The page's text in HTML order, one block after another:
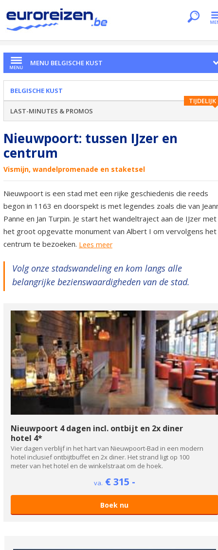
MENU BELGISCHE KUST
BELGISCHE KUST
TIJDELIJK
LAST-MINUTES & PROMOS
Nieuwpoort: tussen IJzer en
centrum
Vismijn, wandelpromenade en staketsel
Nieuwpoort is een stad met een rijke geschiedenis die reeds
begon in 1163 en doorspekt is met legendes zoals die van
Panne en Jan Turpin. Je start het wandeltraject aan de IJzer met
het groot opgevatte monument van Albert I om vervolgens het
centrum te bezoeken. Lees meer
Volg onze stadswandeling en kom langs alle
belangrijke bezienswaardigheden van de stad.
Nieuwpoort 4 dagen incl. ontbijt en 2x diner
hotel 4*
Vier dagen verblijf in het hart van Nieuwpoort-Bad in een modern
hotel inclusief ontbijtbuffet en 2x diner. Het strand ligt op 100
meter van het hotel en de winkelstraat om de hoek.
va. € 315 -
Boek nu